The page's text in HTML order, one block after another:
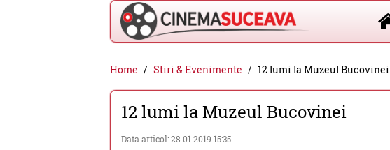
Cinema
Suceava
-
filme
Home Stiri & Evenimente 12 lumi la Muzeul Bucovinei
12 lumi la Muzeul Bucovinei
Data articol: 28.01.2019 15:35